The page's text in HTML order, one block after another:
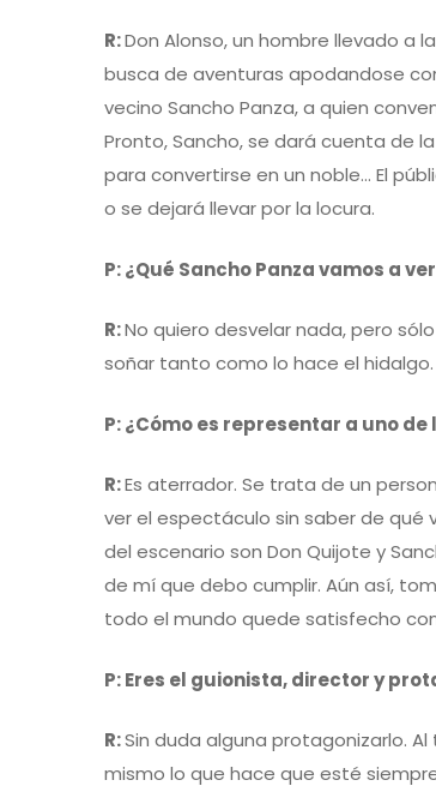
R:Don Alonso, un hombre llevado a
busca de aventuras apodandose
vecino Sancho Panza, a quien
Pronto, Sancho, se dará cuenta de
para convertirse en un noble… El
o se dejará llevar por la locura.
P: ¿Qué Sancho Panza vamos a
R:No quiero desvelar nada, pero
soñar tanto como lo hace el hidalgo.
P: ¿Cómo es representar a uno
R:Es aterrador. Se trata de un
ver el espectáculo sin saber de qué
del escenario son Don Quijote y
de mí que debo cumplir. Aún así,
todo el mundo quede satisfecho
P: Eres el guionista, director y
R:Sin duda alguna protagonizarlo.
mismo lo que hace que esté